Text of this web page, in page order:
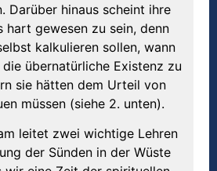
Darüber hinaus scheint ihre
hart gewesen zu sein, denn
kalkulieren sollen, wann
übernatürliche Existenz zu
sie hätten dem Urteil von
müssen (siehe 2. unten).
leitet zwei wichtige Lehren
der Sünden in der Wüste